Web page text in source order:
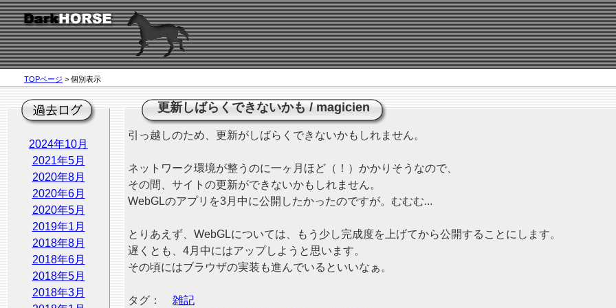
TOPページ > 個別表示
2024年10月
2021年5月
2020年8月
2020年6月
2020年5月
2019年1月
2018年8月
2018年6月
2018年5月
2018年3月
更新しばらくできないかも/magicien
引っ越しのため、更新がしばらくできないかもしれません。
ネットワーク環境が整うのに一ヶ月ほど（！）かかりそうなので、
その間、サイトの更新ができないかもしれません。
WebGLのアプリを3月中に公開したかったのですが。むむむ...
とりあえず、WebGLについては、もう少し完成度を上げてから公開することにします。
遅くとも、4月中にはアップしようと思います。
その頃にはブラウザの実装も進んでいるといいなぁ。
タグ：
雑記